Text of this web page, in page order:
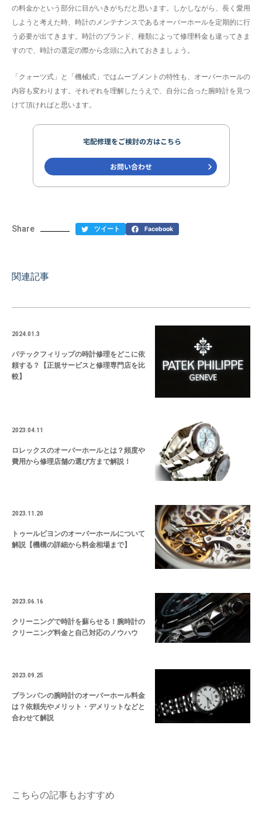
の料金かという部分に目がいきがちだと思います。しかしながら、長く愛用
しようと考えた時、時計のメンテナンスであるオーバーホールを定期的に行
う必要が出てきます。時計のブランド、種類によって修理料金も違ってきま
すので、時計の選定の際から念頭に入れておきましょう。
「クォーツ式」と「機械式」ではムーブメントの特性も、オーバーホールの
内容も変わります。それぞれを理解したうえで、自分に合った腕時計を見つ
けて頂ければと思います。
Share ツイート Facebook
関連記事
2024.01.3
パテックフィリップの時計修理をどこに依
頼する？【正規サービスと修理専門店を比
較】
2023.04.11
ロレックスのオーバーホールとは？頻度や
費用から修理店舗の選び方まで解説！
2023.11.20
トゥールビヨンのオーバーホールについて
解説【機構の詳細から料金相場まで】
2023.06.16
クリーニングで時計を蘇らせる！腕時計の
クリーニング料金と自己対応のノウハウ
2023.09.25
ブランパンの腕時計のオーバーホール料金
は？依頼先やメリット・デメリットなどと
合わせて解説
こちらの記事もおすすめ